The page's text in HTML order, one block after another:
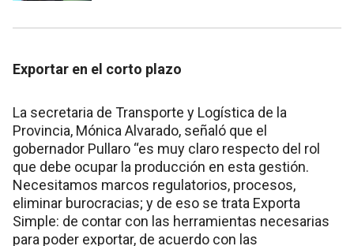
Exportar en el corto plazo
La secretaria de Transporte y Logística de la
Provincia, Mónica Alvarado, señaló que el
gobernador Pullaro “es muy claro respecto del rol
que debe ocupar la producción en esta gestión.
Necesitamos marcos regulatorios, procesos,
eliminar burocracias; y de eso se trata Exporta
Simple: de contar con las herramientas necesarias
para poder exportar, de acuerdo con las